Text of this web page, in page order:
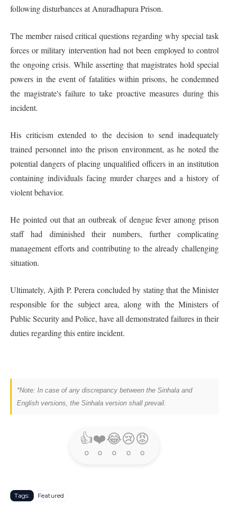
following disturbances at Anuradhapura Prison.
The member raised critical questions regarding why special task
forces or military intervention had not been employed to control
the ongoing crisis. While asserting that magistrates hold special
powers in the event of fatalities within prisons, he condemned
the magistrate's failure to take proactive measures during this
incident.
His criticism extended to the decision to send inadequately
trained personnel into the prison environment, as he noted the
potential dangers of placing unqualified officers in an institution
containing individuals facing murder charges and a history of
violent behavior.
He pointed out that an outbreak of dengue fever among prison
staff had diminished their numbers, further complicating
management efforts and contributing to the already challenging
situation.
Ultimately, Ajith P. Perera concluded by stating that the Minister
responsible for the subject area, along with the Ministers of
Public Security and Police, have all demonstrated failures in their
duties regarding this entire incident.
*Note: In case of any discrepancy between the Sinhala and
English versions, the Sinhala version shall prevail.
👍
0
❤️
0
😂
0
😢
0
😡
0
Tags: Featured